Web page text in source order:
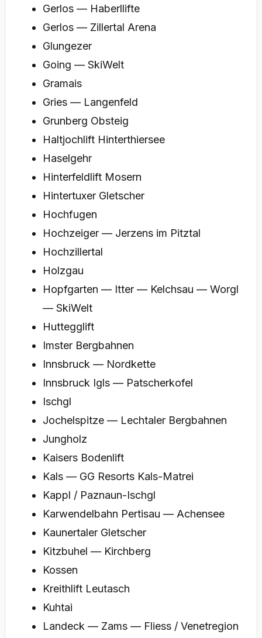
Gerlos — Haberllifte
Gerlos — Zillertal Arena
Glungezer
Going — SkiWelt
Gramais
Gries — Langenfeld
Grunberg Obsteig
Haltjochlift Hinterthiersee
Haselgehr
Hinterfeldlift Mosern
Hintertuxer Gletscher
Hochfugen
Hochzeiger — Jerzens im Pitztal
Hochzillertal
Holzgau
Hopfgarten — Itter — Kelchsau — Worgl
— SkiWelt
Huttegglift
Imster Bergbahnen
Innsbruck — Nordkette
Innsbruck Igls — Patscherkofel
Ischgl
Jochelspitze — Lechtaler Bergbahnen
Jungholz
Kaisers Bodenlift
Kals — GG Resorts Kals-Matrei
Kappl / Paznaun-Ischgl
Karwendelbahn Pertisau — Achensee
Kaunertaler Gletscher
Kitzbuhel — Kirchberg
Kossen
Kreithlift Leutasch
Kuhtai
Landeck — Zams — Fliess / Venetregion